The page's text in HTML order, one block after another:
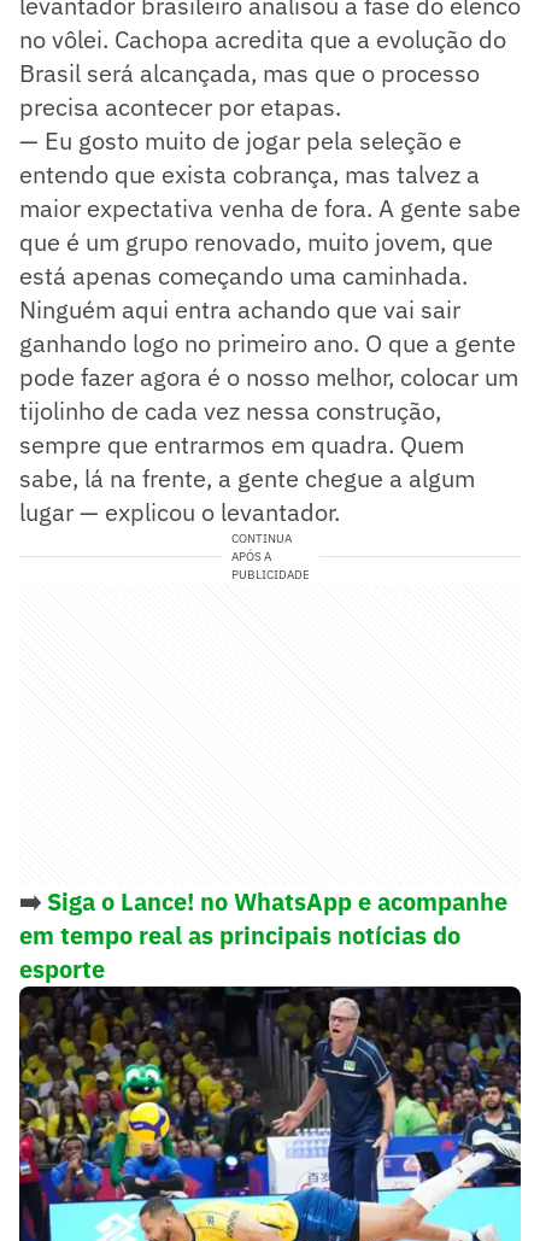
no vôlei. Cachopa acredita que a evolução do
Brasil será alcançada, mas que o processo
precisa acontecer por etapas.
— Eu gosto muito de jogar pela seleção e
entendo que exista cobrança, mas talvez a
maior expectativa venha de fora. A gente sabe
que é um grupo renovado, muito jovem, que
está apenas começando uma caminhada.
Ninguém aqui entra achando que vai sair
ganhando logo no primeiro ano. O que a gente
pode fazer agora é o nosso melhor, colocar um
tijolinho de cada vez nessa construção,
sempre que entrarmos em quadra. Quem
sabe, lá na frente, a gente chegue a algum
lugar — explicou o levantador.
CONTINUA
APÓS A
PUBLICIDADE
➡️ Siga o Lance! no WhatsApp e acompanhe
em tempo real as principais notícias do
esporte